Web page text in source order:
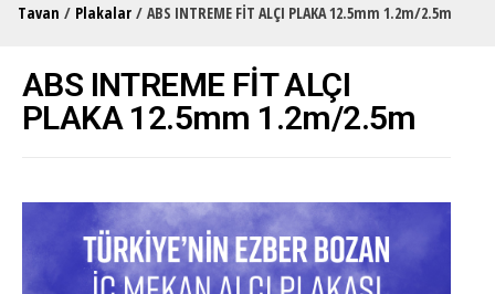
Tavan / Plakalar / ABS INTREME FİT ALÇI PLAKA 12.5mm 1.2m/2.5m
ABS INTREME FİT ALÇI
PLAKA 12.5mm 1.2m/2.5m